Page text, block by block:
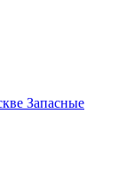
Запасные